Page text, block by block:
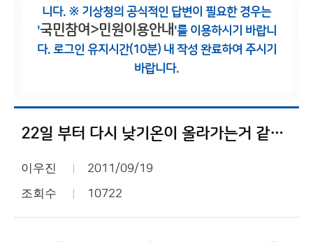
니다. ※ 기상청의 공식적인 답변이 필요한 경우는
'국민참여>민원이용안내 '를 이용하시기 바랍니
다. 로그인 유지시간(10분) 내 작성 완료하여 주시기
바랍니다.
22일 부터 다시 낮기온이 올라가는거 같네요
이우진 2011/09/19
조회수 10722